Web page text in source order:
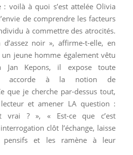
: voilà à quoi s’est attelée Olivia
de comprendre les facteurs
à commettre des atrocités.
d’assez noir », affirme-t-elle, en
jeune homme également vêtu
Kepons, il expose toute
accorde à la notion de
que je cherche par-dessus tout,
et amener LA question :
vrai ? », « Est-ce que c’est
clôt l’échange, laisse
pensifs et les ramène à leur